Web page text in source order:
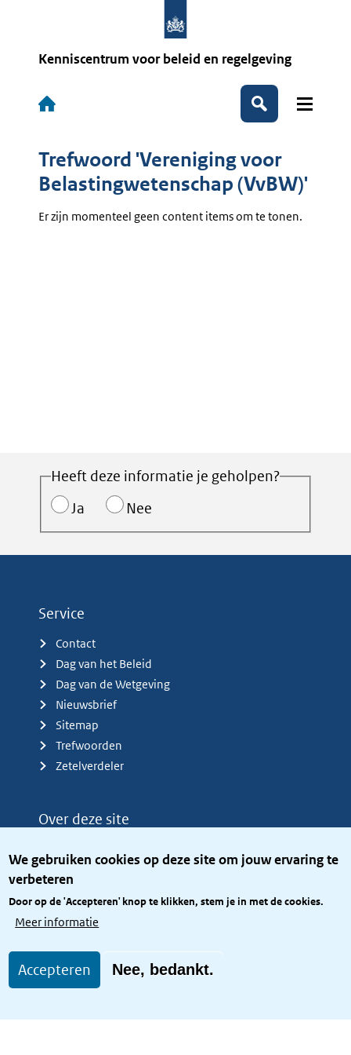
We gebruiken cookies op deze site om jouw ervaring te
verbeteren
Door op de 'Accepteren' knop te klikken, stem je in met de cookies.
Meer informatie
Accepteren Nee, bedankt.
Kenniscentrum voor beleid en regelgeving
Hoofdnavigatie
Zoeken
Trefwoord 'Vereniging voor
Belastingwetenschap (VvBW)'
Er zijn momenteel geen content items om te tonen.
Heeft deze informatie je geholpen?
Ja
Nee
Service
Contact
Dag van het Beleid
Dag van de Wetgeving
Nieuwsbrief
Sitemap
Trefwoorden
Zetelverdeler
Over deze site
Privacy
Toegang site openbaar
Toegankelijkheid